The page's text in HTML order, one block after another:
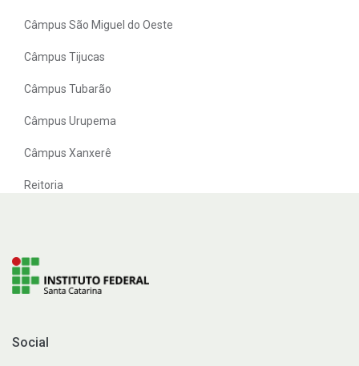
Câmpus São Miguel do Oeste
Câmpus Tijucas
Câmpus Tubarão
Câmpus Urupema
Câmpus Xanxerê
Reitoria
Social